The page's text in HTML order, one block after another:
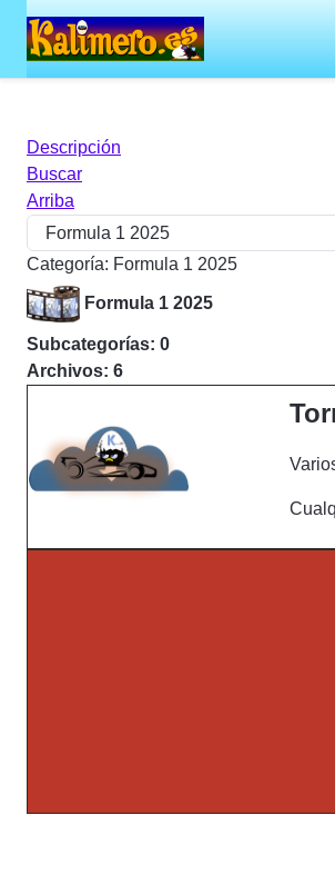
Descripción
Buscar
Arriba
Categoría: Formula 1 2025
Formula 1 2025
Subcategorías: 0
Archivos: 6